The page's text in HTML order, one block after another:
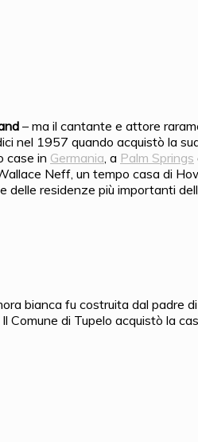
– ma il cantante e attore
nel 1957 quando acquistò la
case in Germania, a Palm Springs
Neff, un tempo casa di
delle residenze più importanti
bianca fu costruita dal padre
di Tupelo acquistò la